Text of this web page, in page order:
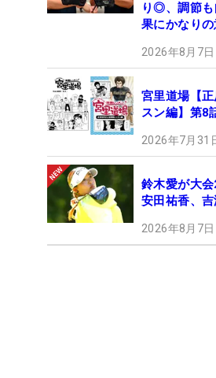
り◎、調節も
果にかなりの
2026年8月7
宮里道場【
スン編】第8
2026年7月31
鈴木愛が大
安田祐香、
2026年8月7